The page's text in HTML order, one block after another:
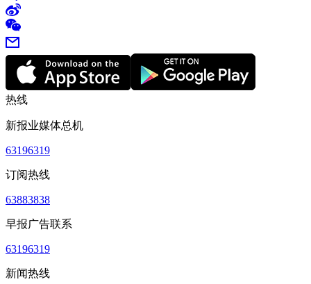
热线
新报业媒体总机
63196319
订阅热线
63883838
早报广告联系
63196319
新闻热线